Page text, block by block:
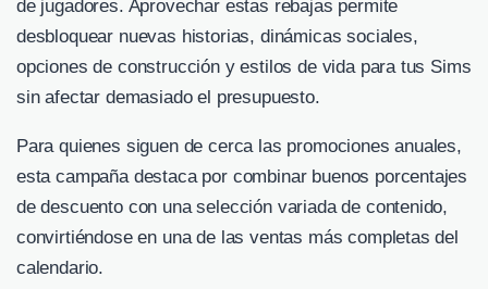
de jugadores. Aprovechar estas rebajas permite
desbloquear nuevas historias, dinámicas sociales,
opciones de construcción y estilos de vida para tus Sims
sin afectar demasiado el presupuesto.
Para quienes siguen de cerca las promociones anuales,
esta campaña destaca por combinar buenos porcentajes
de descuento con una selección variada de contenido,
convirtiéndose en una de las ventas más completas del
calendario.